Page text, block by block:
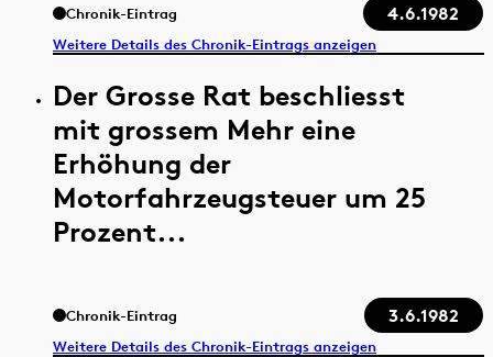
Chronik-Eintrag 4.6.1982
Weitere Details des Chronik-Eintrags anzeigen
Der Grosse Rat beschliesst
mit grossem Mehr eine
Erhöhung der
Motorfahrzeugsteuer um 25
Prozent...
Chronik-Eintrag 3.6.1982
Weitere Details des Chronik-Eintrags anzeigen